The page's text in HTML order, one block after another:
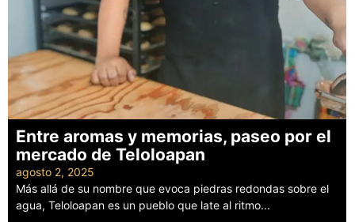
Entre aromas y memorias, paseo por el
mercado de Teloloapan
agosto 2, 2025
Más allá de su nombre que evoca piedras redondas sobre el
agua, Teloloapan es un pueblo que late al ritmo...